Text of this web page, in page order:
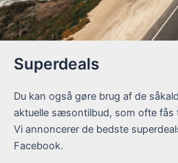
Superdeals
Du kan også gøre brug af de
aktuelle sæsontilbud, som ofte fås
Vi annoncerer de bedste
Facebook.